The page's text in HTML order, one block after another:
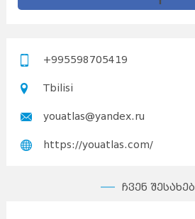
+995598705419
Tbilisi
youatlas@yandex.ru
https://youatlas.com/
ჩვენ შესახებ